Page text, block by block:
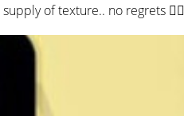
of texture.. no regrets 👍🏻